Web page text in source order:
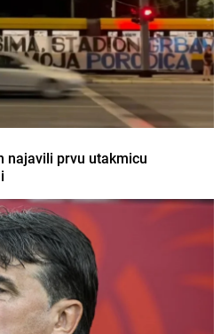
najavili prvu utakmicu